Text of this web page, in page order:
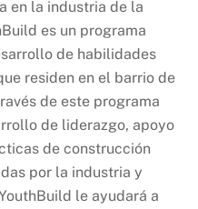
en la industria de la
es un programa
de habilidades
residen en el barrio de
de este programa
de liderazgo, apoyo
de construcción
por la industria y
le ayudará a